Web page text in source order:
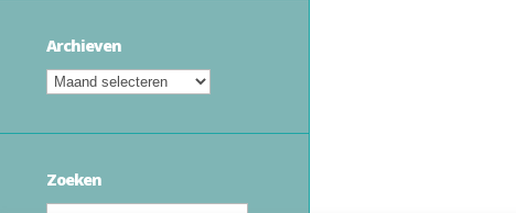
Archieven
Zoeken